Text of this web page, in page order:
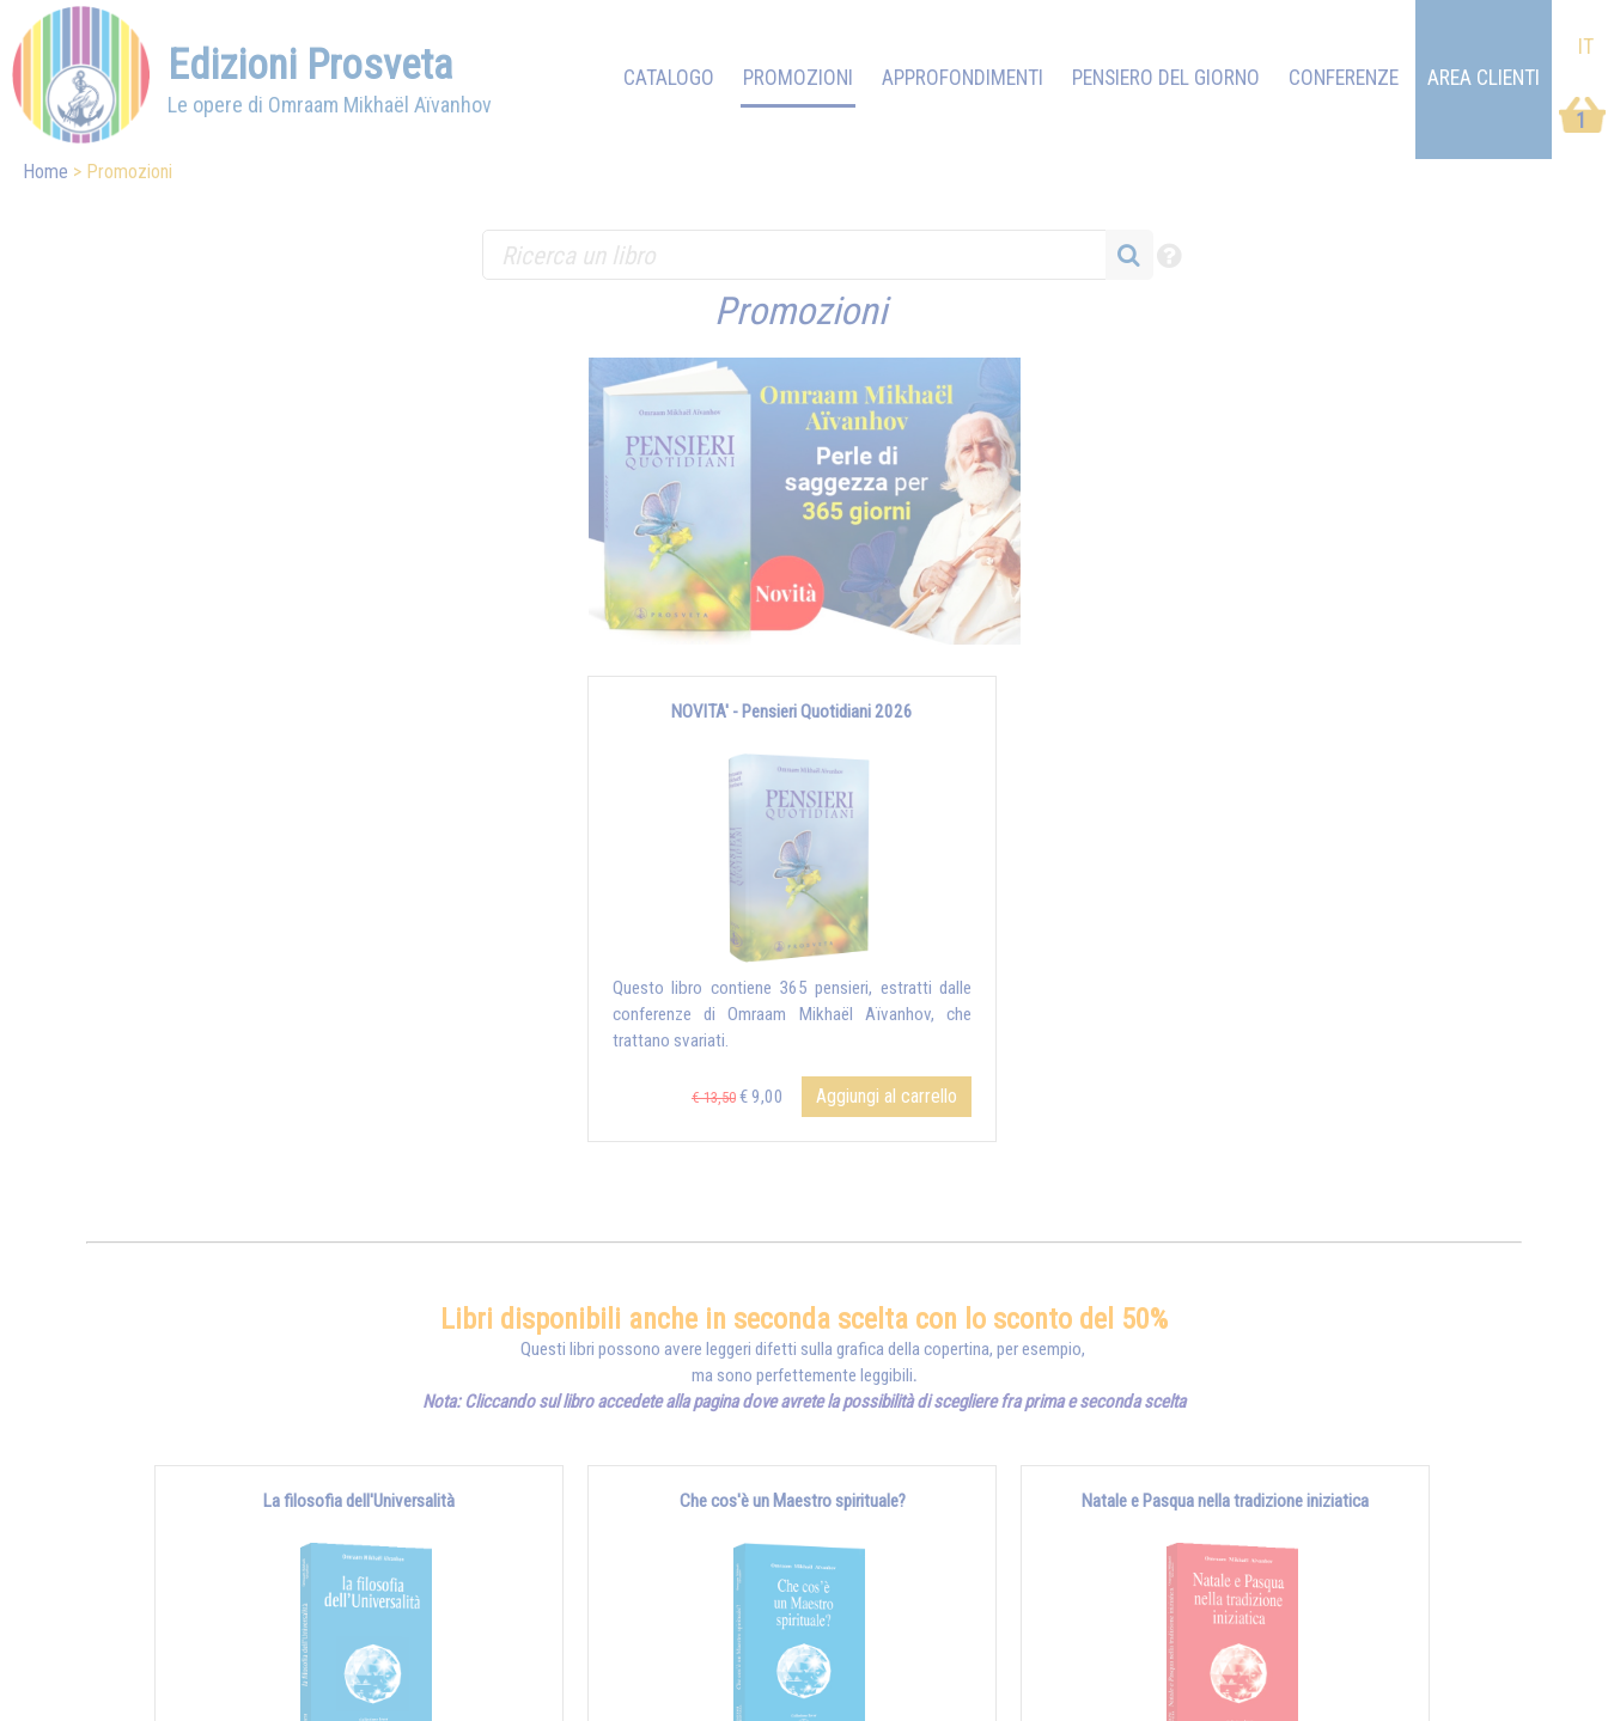
Edizioni Prosveta
Le opere di Omraam Mikhaël Aïvanhov
CATALOGO PROMOZIONI APPROFONDIMENTI PENSIERO DEL GIORNO
CONFERENZE
1
AREA CLIENTI
IT
Home Promozioni
Promozioni
NOVITA' - Pensieri Quotidiani 2026
Questo libro contiene 365 pensieri, estratti dalle
conferenze di Omraam Mikhaël Aïvanhov, che
trattano svariati.
€ 13,50 € 9,00 Aggiungi al carrello
Libri disponibili anche in seconda scelta con lo sconto del 50%
Questi libri possono avere leggeri difetti sulla grafica della copertina, per esempio,
ma sono perfettemente leggibili.
Nota: Cliccando sul libro accedete alla pagina dove avrete la possibilità di scegliere fra prima e seconda scelta
La filosofia dell'Universalità Che cos'è un Maestro spirituale? Natale e Pasqua nella tradizione iniziatica